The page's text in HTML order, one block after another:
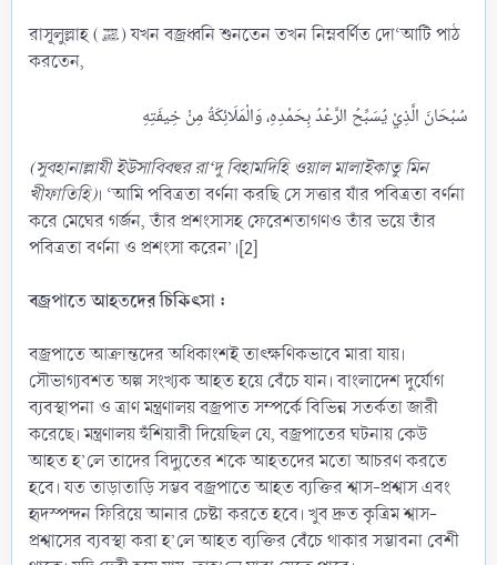
রাসূলুল্লাহ (ﷺ) যখন বজ্রধ্বনি শুনতেন তখন নিম্নবর্ণিত দো‘আটি পাঠ
করতেন,
(সুবহানাল্লাযী ইউসাবিবহুর রা‘দু বিহামদিহি ওয়াল মালাইকাতু মিন
খীফাতিহি)। ‘আমি পবিত্রতা বর্ণনা করছি সে সত্তার যাঁর পবিত্রতা বর্ণনা
করে মেঘের গর্জন, তাঁর প্রশংসাসহ ফেরেশতাগণও তাঁর ভয়ে তাঁর
পবিত্রতা বর্ণনা ও প্রশংসা করেন’।[2]
বজ্রপাতে আহতদের চিকিৎসা :
বজ্রপাতে আক্রান্তদের অধিকাংশই তাৎক্ষণিকভাবে মারা যায়।
সৌভাগ্যবশত অল্প সংখ্যক আহত হয়ে বেঁচে যান। বাংলাদেশ দুর্যোগ
ব্যবস্থাপনা ও ত্রাণ মন্ত্রণালয় বজ্রপাত সম্পর্কে বিভিন্ন সতর্কতা জারী
করেছে। মন্ত্রণালয় হুঁশিয়ারী দিয়েছিল যে, বজ্রপাতের ঘটনায় কেউ
আহত হ’লে তাদের বিদ্যুতের শকে আহতদের মতো আচরণ করতে
হবে। যত তাড়াতাড়ি সম্ভব বজ্রপাতে আহত ব্যক্তির শ্বাস-প্রশ্বাস এবং
হৃদস্পন্দন ফিরিয়ে আনার চেষ্টা করতে হবে। খুব দ্রুত কৃত্রিম শ্বাস-
প্রশ্বাসের ব্যবস্থা করা হ’লে আহত ব্যক্তির বেঁচে থাকার সম্ভাবনা বেশী